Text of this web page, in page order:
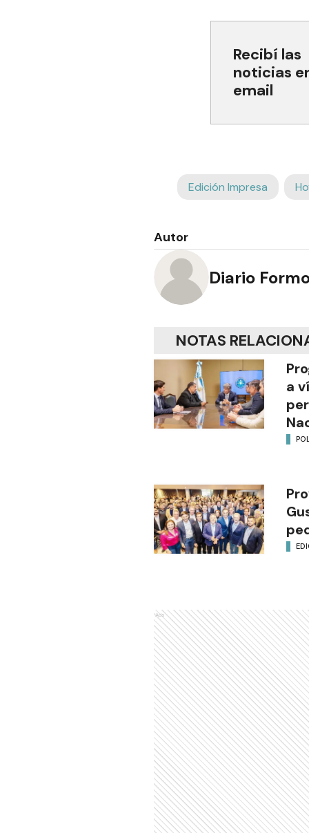
Recibí las
noticias
email
Edición Impresa
Autor
Diario
NOTAS
a
Ads